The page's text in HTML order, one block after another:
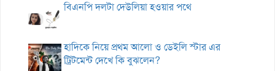
বিএনপি দলটা দেউলিয়া হওয়ার পথে
হাদিকে নিয়ে প্রথম আলো ও ডেইলি স্টার এর
ট্রিটমেন্ট দেখে কি বুঝলেন?